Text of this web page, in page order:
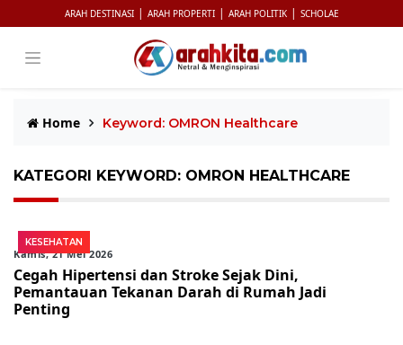
ARAH DESTINASI | ARAH PROPERTI | ARAH POLITIK | SCHOLAE
Home Keyword: OMRON Healthcare
KATEGORI KEYWORD: OMRON HEALTHCARE
KESEHATAN
Kamis, 21 Mei 2026
Cegah Hipertensi dan Stroke Sejak Dini,
Pemantauan Tekanan Darah di Rumah Jadi
Penting